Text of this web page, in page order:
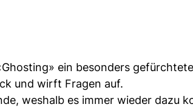
ein besonders
und wirft Fragen auf.
weshalb es immer wieder dazu